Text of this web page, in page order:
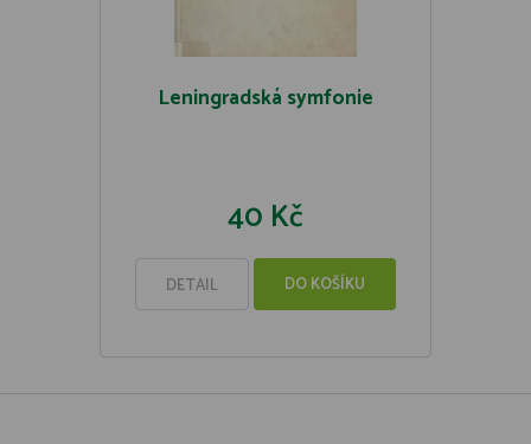
Leningradská symfonie
40 Kč
DETAIL DO KOŠÍKU